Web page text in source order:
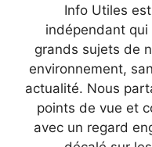
Info Utiles
indépendant qui
grands sujets de
environnement,
actualité. Nous
points de vue et
avec un regard